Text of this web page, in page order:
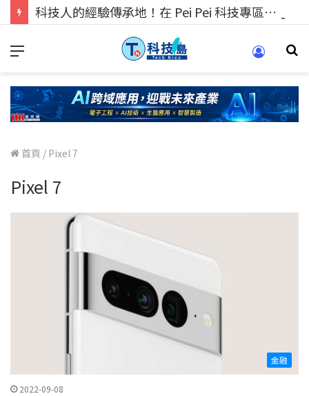
科技人的經驗傳承地！在 Pei Pei 科技專區，與學弟妹交流最硬核的技術
首頁 / Pixel 7
Pixel 7
金融
2022-09-08